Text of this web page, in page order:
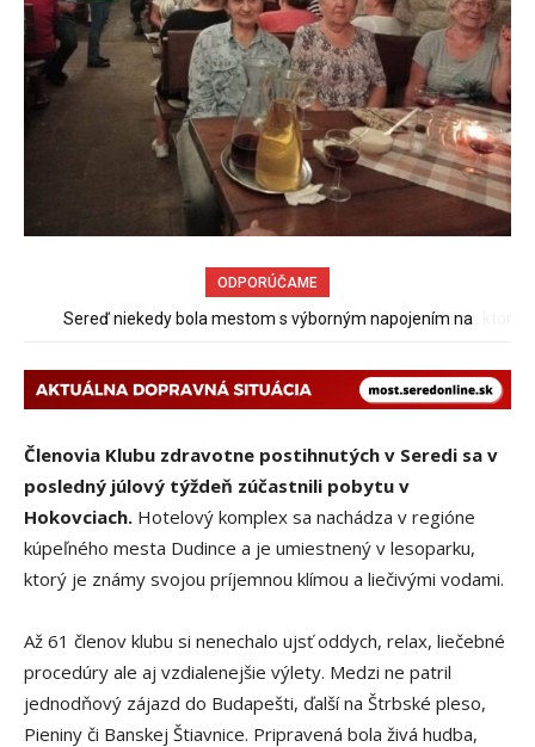
ODPORÚČAME
Pri venčení na Jesenského ulici mal usmrtiť psíka vlčiak, ktorý
Členovia Klubu zdravotne postihnutých v Seredi sa v
posledný júlový týždeň zúčastnili pobytu v
Hokovciach. Hotelový komplex sa nachádza v regióne
kúpeľného mesta Dudince a je umiestnený v lesoparku,
ktorý je známy svojou príjemnou klímou a liečivými vodami.
Až 61 členov klubu si nenechalo ujsť oddych, relax, liečebné
procedúry ale aj vzdialenejšie výlety. Medzi ne patril
jednodňový zájazd do Budapešti, ďalší na Štrbské pleso,
Pieniny či Banskej Štiavnice. Pripravená bola živá hudba,